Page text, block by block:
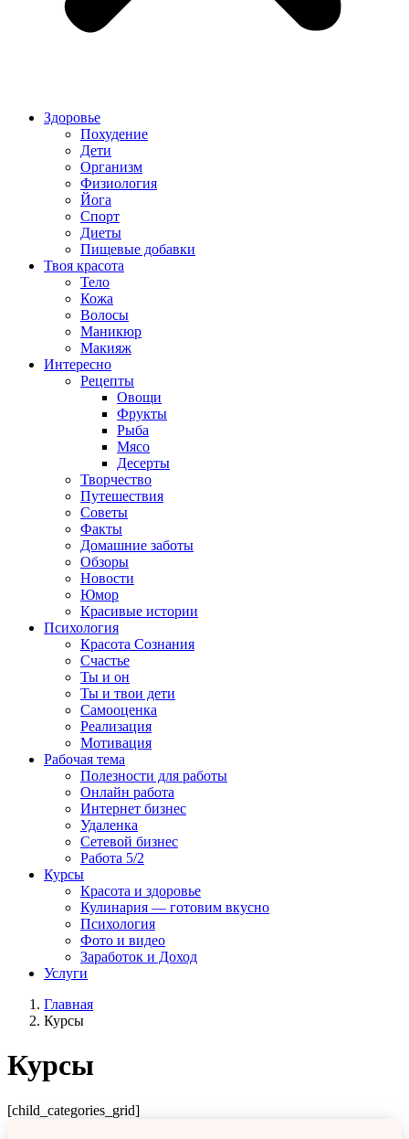
Здоровье
Похудение
Дети
Организм
Физиология
Йога
Спорт
Диеты
Пищевые добавки
Твоя красота
Тело
Кожа
Волосы
Маникюр
Макияж
Интересно
Рецепты
Овощи
Фрукты
Рыба
Мясо
Десерты
Творчество
Путешествия
Советы
Факты
Домашние заботы
Обзоры
Новости
Юмор
Красивые истории
Психология
Красота Сознания
Счастье
Ты и он
Ты и твои дети
Самооценка
Реализация
Мотивация
Рабочая тема
Полезности для работы
Онлайн работа
Интернет бизнес
Удаленка
Сетевой бизнес
Работа 5/2
Курсы
Красота и здоровье
Кулинария — готовим вкусно
Психология
Фото и видео
Заработок и Доход
Услуги
Главная
Курсы
Курсы
[child_categories_grid]